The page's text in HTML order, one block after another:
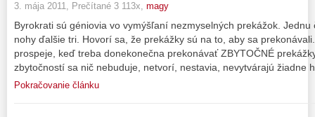
3. mája 2011, Prečítané 3 113x, magy
Byrokrati sú géniovia vo vymýšľaní nezmyselných prekážok.
nohy ďalšie tri. Hovorí sa, že prekážky sú na to, aby sa
prospeje, keď treba donekonečna prekonávať ZBYTOČNÉ
zbytočností sa nič nebuduje, netvorí, nestavia, nevytvárajú žiadne
Pokračovanie článku